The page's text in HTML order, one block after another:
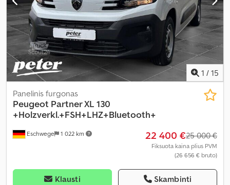
garantija, navigacijos sistema, oro kondicionavimas, oro
pagalvė, priešrūkiniai žibintai, statymo jutikliai, stumdomos
durys, suodžių filtras, trauki kontrolė, vairo stiprintuvas,
1 / 15
Eschwege 1 022 km
Panelinis furgonas
Peugeot Partner XL 130
+Holzverkl.+FSH+LHZ+Bluetooth+
22 400 €25 000 €
Fiksuota kaina plius PVM
(26 656 € bruto)
Klausti Skambinti